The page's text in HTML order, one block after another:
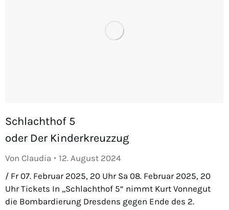
Schlachthof 5
oder Der Kinderkreuzzug
Von Claudia
12. August 2024
/ Fr 07. Februar 2025, 20 Uhr Sa 08. Februar 2025, 20
Uhr Tickets In „Schlachthof 5“ nimmt Kurt Vonnegut
die Bombardierung Dresdens gegen Ende des 2.